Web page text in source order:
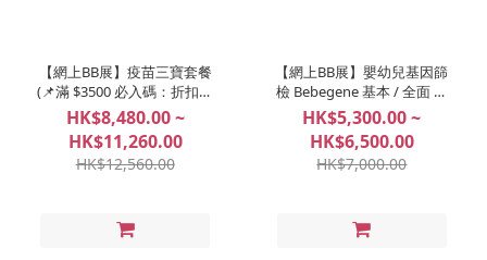
【網上BB展】疫苗三寶套餐
(📌滿 $3500 必入碼：折扣、
好禮任你揀！)
HK$8,480.00 ~
HK$11,260.00
HK$12,560.00
【網上BB展】嬰幼兒基因篩
檢 Bebegene 基本 / 全面 ⚠️
必須於31/8/2026年之前使用
服務⚠️
HK$5,300.00 ~
HK$6,500.00
HK$7,000.00